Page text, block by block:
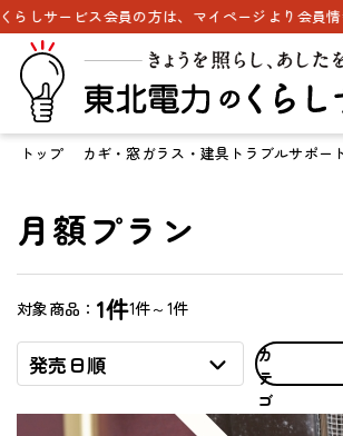
ービス会員の方は、マイページより会員情報
トップ カギ・窓ガラス・建具トラブルサポー
月額プラン
対象商品： 1件1件～1件
発売日順
カ
テ
ゴ
リ